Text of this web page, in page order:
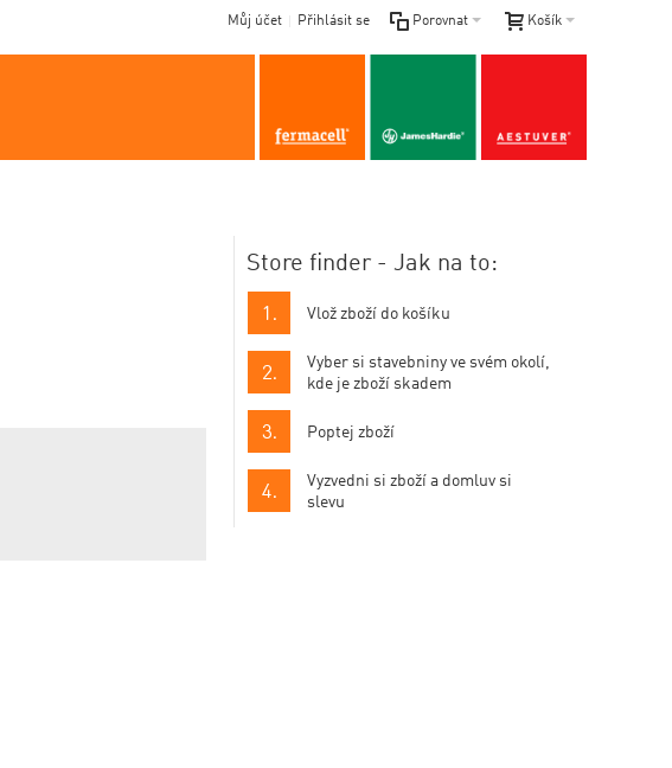
Košík
Porovnat
Můj účet Přihlásit se
Store finder - Jak na to:
Vlož zboží do košíku
Vyber si stavebniny ve svém okolí,
kde je zboží skadem
Poptej zboží
Vyzvedni si zboží a domluv si
slevu